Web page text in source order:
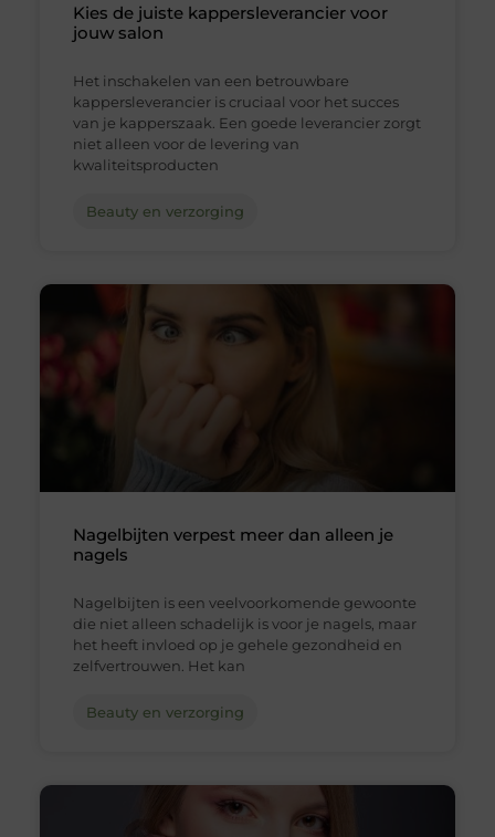
Kies de juiste kappersleverancier voor
jouw salon
Het inschakelen van een betrouwbare
kappersleverancier is cruciaal voor het succes
van je kapperszaak. Een goede leverancier zorgt
niet alleen voor de levering van
kwaliteitsproducten
Beauty en verzorging
Nagelbijten verpest meer dan alleen je
nagels
Nagelbijten is een veelvoorkomende gewoonte
die niet alleen schadelijk is voor je nagels, maar
het heeft invloed op je gehele gezondheid en
zelfvertrouwen. Het kan
Beauty en verzorging